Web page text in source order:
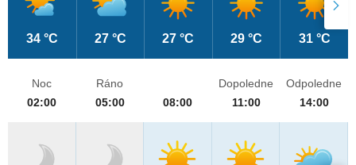
34 °C 27 °C 27 °C 29 °C 31 °C
Noc
02:00
Ráno
05:00
08:00
Dopoledne
11:00
Odpoledne
14:00